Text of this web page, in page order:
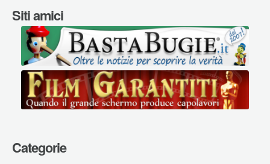
Siti amici
Categorie